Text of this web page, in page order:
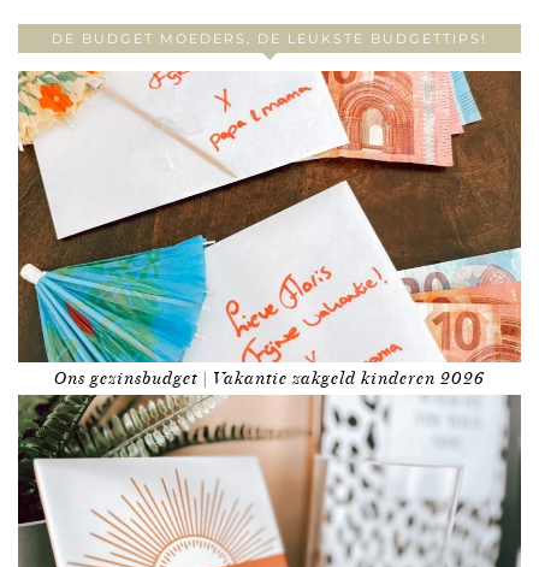
DE BUDGET MOEDERS, DE LEUKSTE BUDGETTIPS!
Ons gezinsbudget | Vakantie zakgeld kinderen 2026